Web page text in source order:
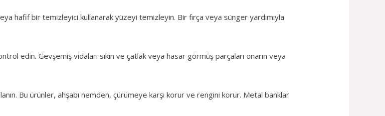
hafif bir temizleyici kullanarak yüzeyi temizleyin. Bir fırça veya sünger yardımıyla
edin. Gevşemiş vidaları sıkın ve çatlak veya hasar görmüş parçaları onarın veya
Bu ürünler, ahşabı nemden, çürümeye karşı korur ve rengini korur. Metal banklar